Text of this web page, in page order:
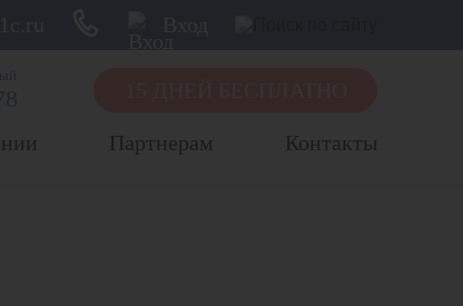
Партнерам Контакты